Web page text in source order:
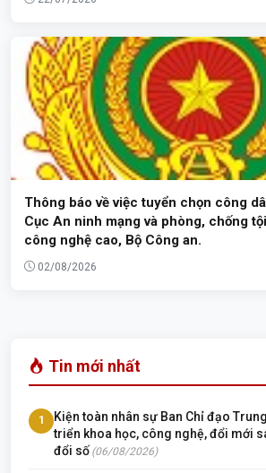
Thông báo về việc tuyển chọn công
Cục An ninh mạng và phòng, chống
công nghệ cao, Bộ Công an.
02/08/2026
Tin mới nhất
1
Kiện toàn nhân sự Ban Chỉ đạo
triển khoa học, công nghệ, đổi mới
đổi số (06/08/2026)